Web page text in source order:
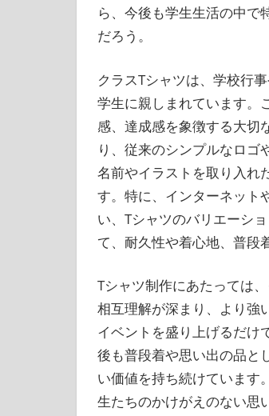
ら、今後も学生生活の中で
だろう。
クラスTシャツは、学校行
学生に親しまれています。
感、達成感を象徴する大切
り、従来のシンプルなロゴ
名前やイラストを取り入れ
す。特に、インターネット
い、Tシャツのバリエーシ
て、耐久性や着心地、普段
Tシャツ制作にあたっては
相互理解が深まり、より強
イベントを盛り上げるだけ
後も普段着や思い出の品と
い価値を持ち続けています
生たちのかけがえのない思